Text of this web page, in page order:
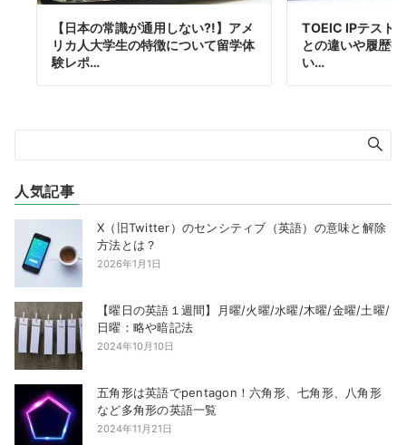
【日本の常識が通用しない?!】アメ
リカ人大学生の特徴について留学体
験レポ…
TOEIC IPテスト
との違いや履歴
い…
人気記事
X（旧Twitter）のセンシティブ（英語）の意味と解除
方法とは？
2026年1月1日
【曜日の英語１週間】月曜/火曜/水曜/木曜/金曜/土曜/
日曜：略や暗記法
2024年10月10日
五角形は英語でpentagon！六角形、七角形、八角形
など多角形の英語一覧
2024年11月21日